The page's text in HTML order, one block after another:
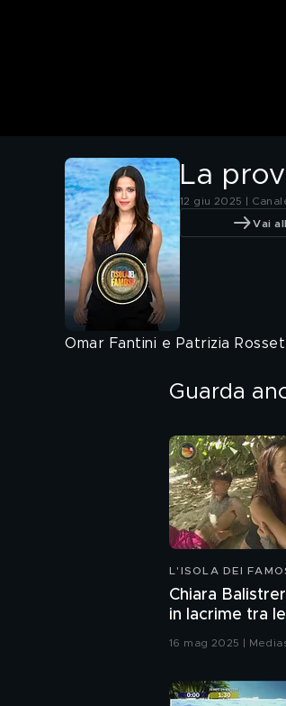
La
12 giu 2025 |
Vai
Omar Fantini e Patrizia
Guarda
L'ISOLA DEI
Chiara
in lacrime tra
Teresanna
16 mag 2025 |